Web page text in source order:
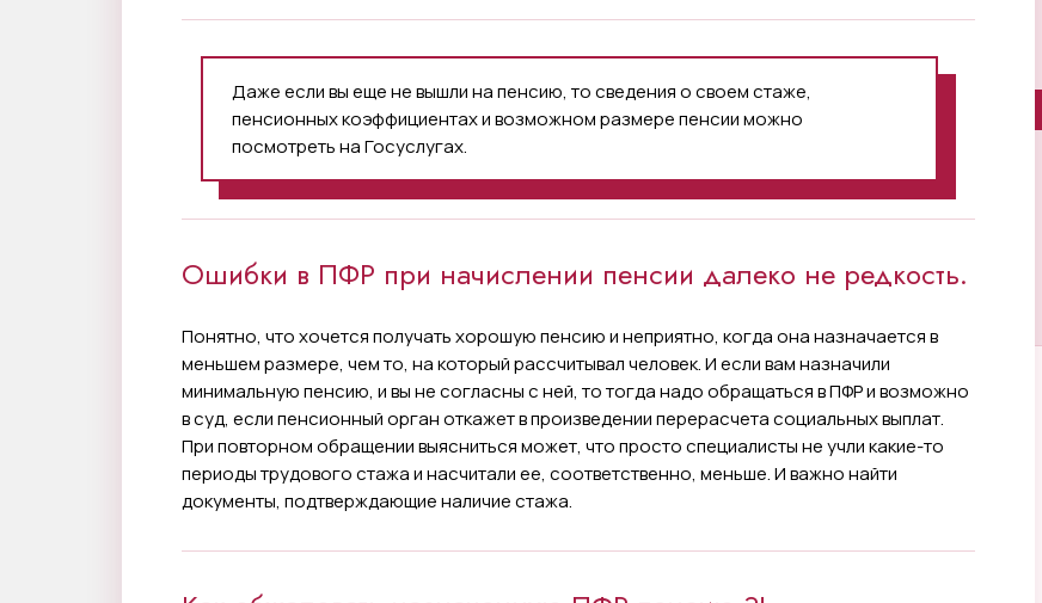
Даже если вы еще не вышли на пенсию, то сведения о своем стаже,
пенсионных коэффициентах и возможном размере пенсии можно
посмотреть на Госуслугах.
Ошибки в ПФР при начислении пенсии далеко не редкость.
Понятно, что хочется получать хорошую пенсию и неприятно, когда она назначается в
меньшем размере, чем то, на который рассчитывал человек. И если вам назначили
минимальную пенсию, и вы не согласны с ней, то тогда надо обращаться в ПФР и возможно
в суд, если пенсионный орган откажет в произведении перерасчета социальных выплат.
При повторном обращении выясниться может, что просто специалисты не учли какие-то
периоды трудового стажа и насчитали ее, соответственно, меньше. И важно найти
документы, подтверждающие наличие стажа.